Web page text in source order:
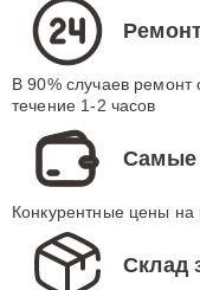
В 90% случаев ремонт
течение 1-2 часов
Самые
Конкурентные цены на
Склад